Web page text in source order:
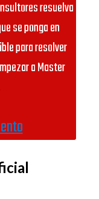
resuelva
se ponga en
para resolver
a Master